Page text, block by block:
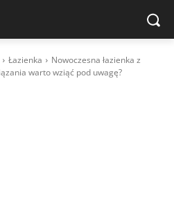
Łazienka
Nowoczesna łazienka z
warto wziąć pod uwagę?